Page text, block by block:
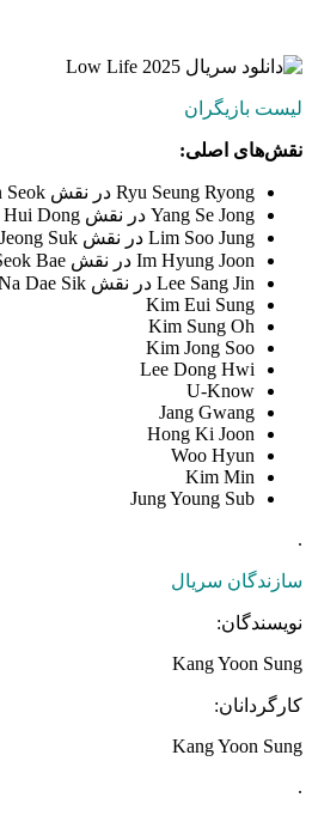
لیست بازیگران
نقش‌های اصلی:
Ryu Seung Ryong در نقش O Gwan Seok
Yang Se Jong در نقش O Hui Dong
Lim Soo Jung در نقش Yang Jeong Suk
Im Hyung Joon در نقش Ko Seok Bae
Lee Sang Jin در نقش Na Dae Sik
Kim Eui Sung
Kim Sung Oh
Kim Jong Soo
Lee Dong Hwi
U-Know
Jang Gwang
Hong Ki Joon
Woo Hyun
Kim Min
Jung Young Sub
.
سازندگان سریال
نویسندگان:
Kang Yoon Sung
کارگردانان:
Kang Yoon Sung
.